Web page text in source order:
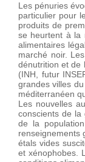
Les pénuries
particulier pour
produits de
se heurtent à la
alimentaires
marché noir.
dénutrition et de
(INH, futur
grandes villes
méditerranéen
Les nouvelles
conscients de
de la
renseignements
étals vides
et xénophobes.